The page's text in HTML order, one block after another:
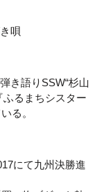
唄
き語りSSW“杉山
ふるまちシスター
る。
にて九州決勝進